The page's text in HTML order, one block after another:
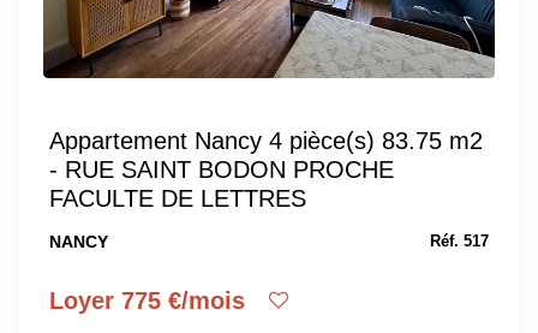
Appartement Nancy 4 pièce(s) 83.75 m2
- RUE SAINT BODON PROCHE
FACULTE DE LETTRES
NANCY Réf. 517
Loyer 775 €/mois